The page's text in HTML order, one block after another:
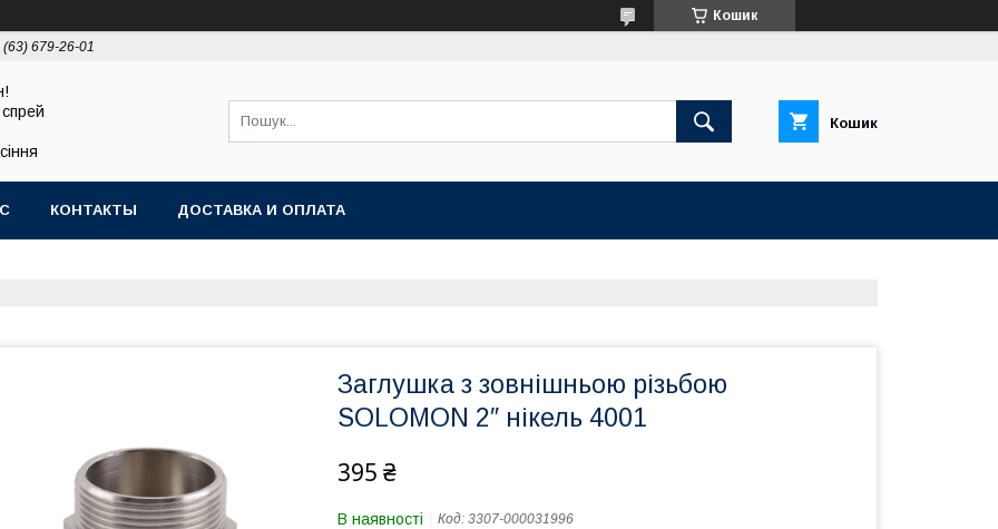
Кошик
(63) 679-26-01
Кошик
КОНТАКТЫ ДОСТАВКА И ОПЛАТА
Заглушка з зовнішньою різьбою
SOLOMON 2″ нікель 4001
395 ₴
В наявності Код: 3307-000031996